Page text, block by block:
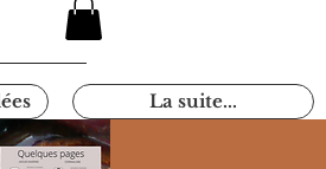
La suite...